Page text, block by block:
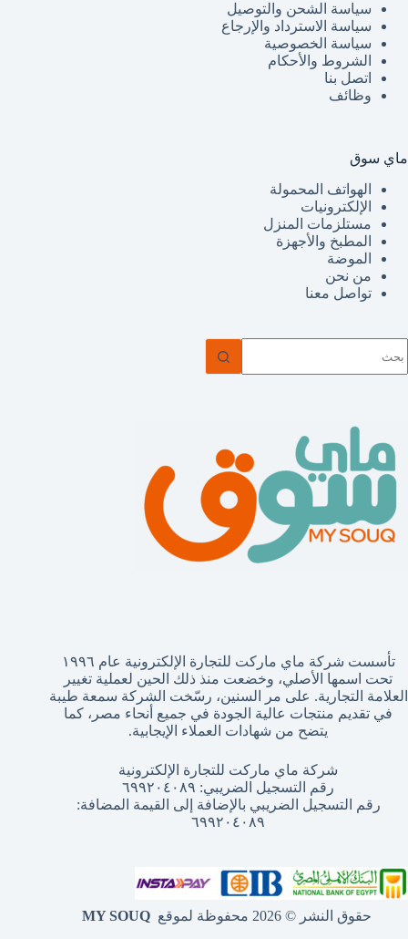
سياسة الشحن والتوصيل
سياسة الاسترداد والإرجاع
سياسة الخصوصية
الشروط والأحكام
اتصل بنا
وظائف
ماي سوق
الهواتف المحمولة
الإلكترونيات
مستلزمات المنزل
المطبخ والأجهزة
الموضة
من نحن
تواصل معنا
توجد
تأسست شركة ماي ماركت للتجارة الإلكترونية عام ١٩٩٦
تحت اسمها الأصلي، وخضعت منذ ذلك الحين لعملية تغيير
العلامة التجارية. على مر السنين، رسّخت الشركة سمعة طيبة
في تقديم منتجات عالية الجودة في جميع أنحاء مصر، كما
يتضح من شهادات العملاء الإيجابية.
شركة ماي ماركت للتجارة الإلكترونية
رقم التسجيل الضريبي: ٦٩٩٢٠٤٠٨٩
رقم التسجيل الضريبي بالإضافة إلى القيمة المضافة:
٦٩٩٢٠٤٠٨٩
حقوق النشر © 2026 محفوظة لموقع MY SOUQ